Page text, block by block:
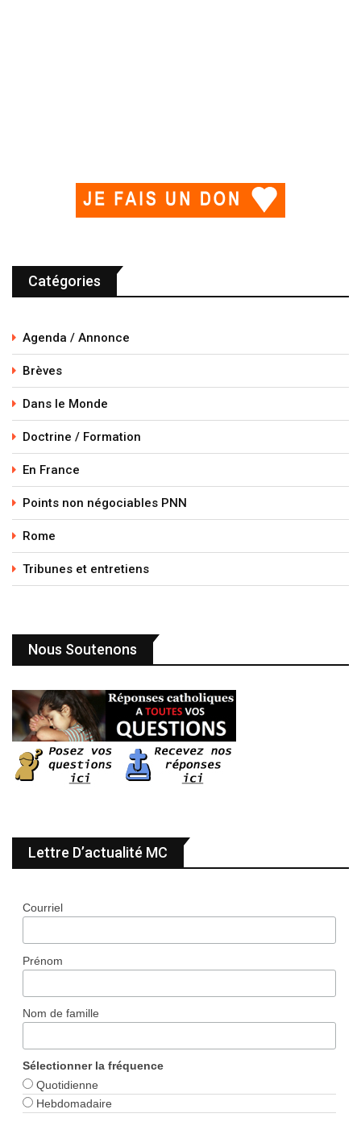
Catégories
Agenda / Annonce
Brèves
Dans le Monde
Doctrine / Formation
En France
Points non négociables PNN
Rome
Tribunes et entretiens
Nous Soutenons
Lettre D’actualité MC
Courriel
Prénom
Nom de famille
Sélectionner la fréquence
Quotidienne
Hebdomadaire